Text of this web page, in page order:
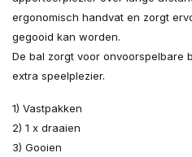
ergonomisch handvat en zorgt
gegooid kan worden.
De bal zorgt voor onvoorspelbare
extra speelplezier.
1) Vastpakken
2) 1 x draaien
3) Gooien